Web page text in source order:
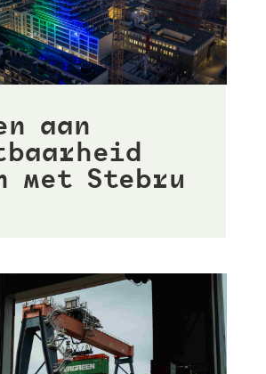
aan
met Stebru